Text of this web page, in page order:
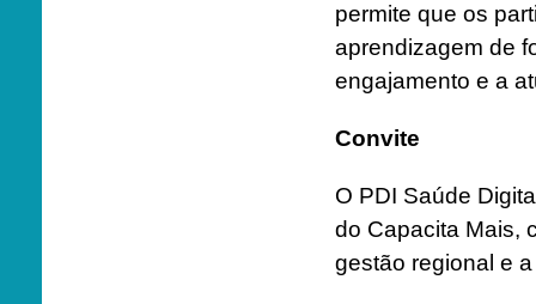
permite que os
aprendizagem de
engajamento e a
Convite
O PDI Saúde
do Capacita Mais,
gestão regional e